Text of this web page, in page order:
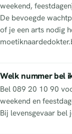
weekend,
De bevoegde
of je een arts nodig
Welk nummer bel
Bel 089 20 10 90
weekend en
Bij levensgevaar bel